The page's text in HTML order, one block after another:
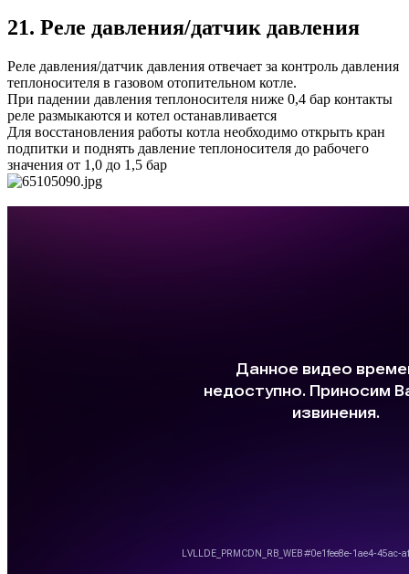
21. Реле давления/датчик давления
Реле давления/датчик давления отвечает за контроль давления
теплоносителя в газовом отопительном котле.
При падении давления теплоносителя ниже 0,4 бар контакты
реле размыкаются и котел останавливается
Для восстановления работы котла необходимо открыть кран
подпитки и поднять давление теплоносителя до рабочего
значения от 1,0 до 1,5 бар